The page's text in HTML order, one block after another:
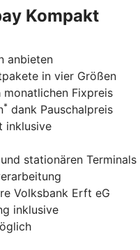
Kompakt
anbieten
in vier Größen
Fixpreis
* dank Pauschalpreis
inklusive
stationären Terminals
Volksbank Erft eG
inklusive